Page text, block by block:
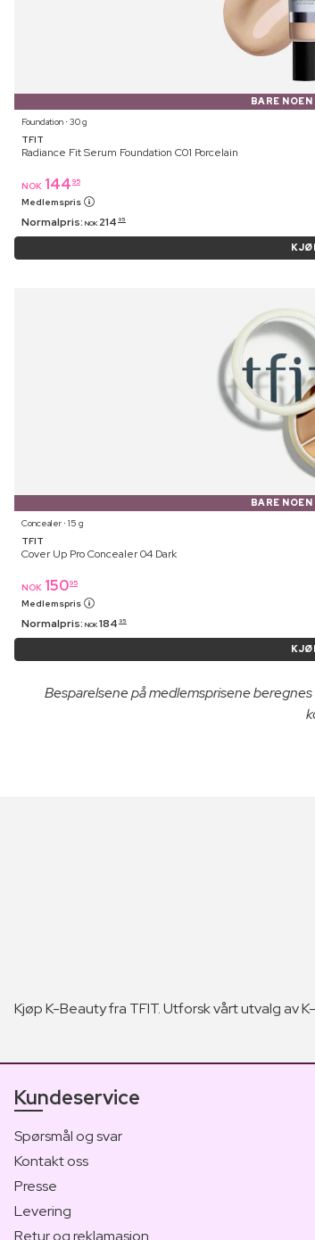
BARE NOEN
Foundation ⋅ 30 g
TFIT
Radiance Fit Serum Foundation C01 Porcelain
NOK 144 95
Medlemspris
Normalpris: NOK 214 95
BARE NOEN
Concealer ⋅ 15 g
TFIT
Cover Up Pro Concealer 04 Dark
NOK 15095
Medlemspris
Normalpris: NOK 184 95
Besparelsene på medlemsprisene
Kjøp K-Beauty fra TFIT. Utforsk vårt utvalg av
Kundeservice
Spørsmål og svar
Kontakt oss
Presse
Levering
Retur og reklamasjon